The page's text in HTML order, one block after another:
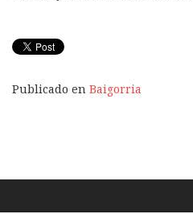
Publicado en Baigorria